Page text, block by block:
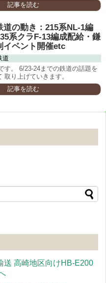
記事を読む
道の動き：215系NL-1編
系クラF-13編成配給・鎌
イベント開催etc
道
す。 6/23-24までの鉄道の話題を
取り上げていきます。
記事を読む
送 高崎地区向けHB-E200